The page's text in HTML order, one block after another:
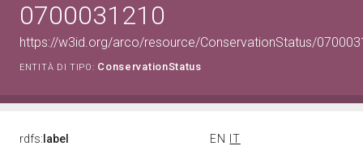
0700031210
https://w3id.org/arco/resource/ConservationStatus/
ENTITÀ DI TIPO: ConservationStatus
rdfs: label EN
IT